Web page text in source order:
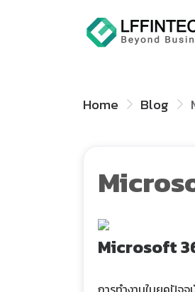
Home Blog
Microsoft